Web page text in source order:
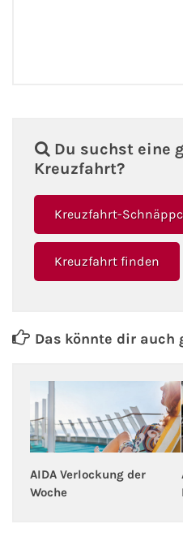
Du suchst eine
Kreuzfahrt?
Kreuzfahrt-
Kreuzfahrt finden
Das könnte dir auch
AIDA Verlockung der
Woche